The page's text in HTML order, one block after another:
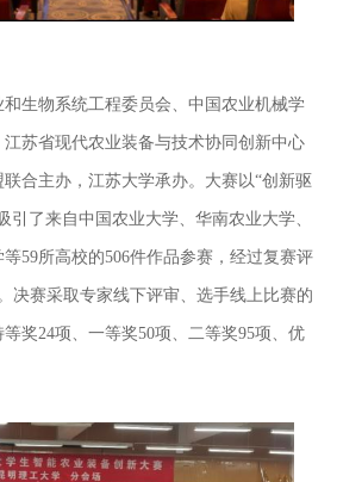
生物系统工程委员会、中国农业机械学
苏省现代农业装备与技术协同创新中心
合主办，江苏大学承办。大赛以“创新驱
引了来自中国农业大学、华南农业大学、
59所高校的506件作品参赛，经过复赛评
决赛采取专家线下评审、选手线上比赛的
奖24项、一等奖50项、二等奖95项、优